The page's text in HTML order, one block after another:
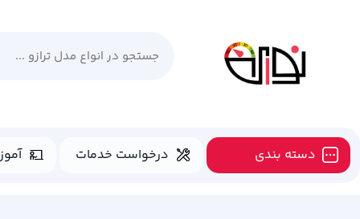
دسته بندی درخواست خدمات